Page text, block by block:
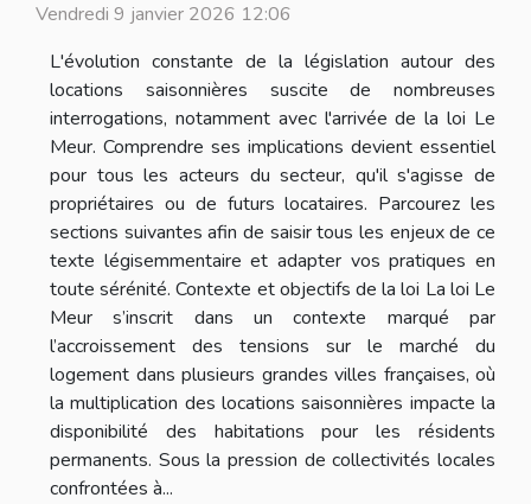
Vendredi 9 janvier 2026 12:06
L'évolution constante de la législation autour des
locations saisonnières suscite de nombreuses
interrogations, notamment avec l'arrivée de la loi Le
Meur. Comprendre ses implications devient essentiel
pour tous les acteurs du secteur, qu'il s'agisse de
propriétaires ou de futurs locataires. Parcourez les
sections suivantes afin de saisir tous les enjeux de ce
texte légisemmentaire et adapter vos pratiques en
toute sérénité. Contexte et objectifs de la loi La loi Le
Meur s’inscrit dans un contexte marqué par
l’accroissement des tensions sur le marché du
logement dans plusieurs grandes villes françaises, où
la multiplication des locations saisonnières impacte la
disponibilité des habitations pour les résidents
permanents. Sous la pression de collectivités locales
confrontées à...